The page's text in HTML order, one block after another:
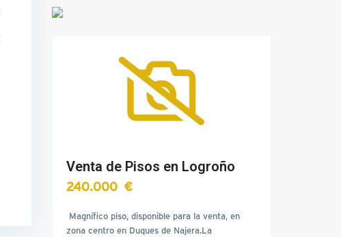
Venta de Pisos en Logroño
240.000 €
Magnífico piso, disponible para la venta, en
zona centro en Duques de Najera.La